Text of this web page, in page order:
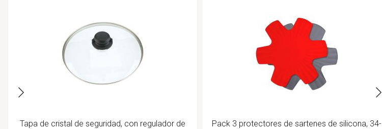
Tapa de cristal de seguridad, con regulador de
Pack 3 protectores de sartenes de silicona, 34-